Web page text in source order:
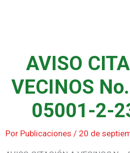
AVISO
VECINOS
05001-2-
Por Publicaciones / 20 de